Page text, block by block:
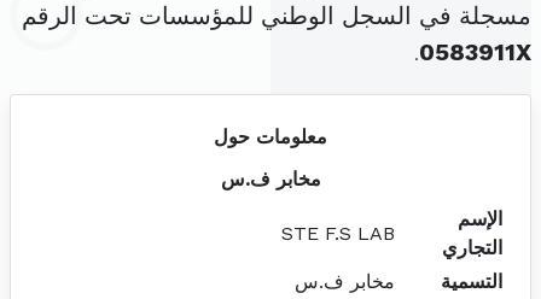
مسجلة في السجل الوطني للمؤسسات تحت الرقم
0583911X
.
معلومات حول
مخابر ف.س
الإسم
التجاري
STE F.S LAB
التسمية
مخابر ف.س